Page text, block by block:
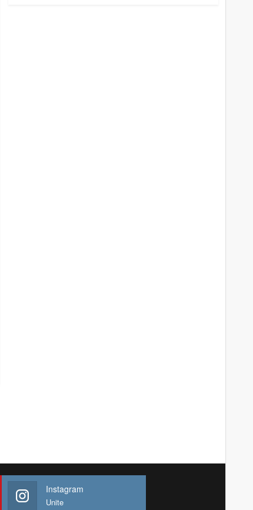
Instagram
Unite